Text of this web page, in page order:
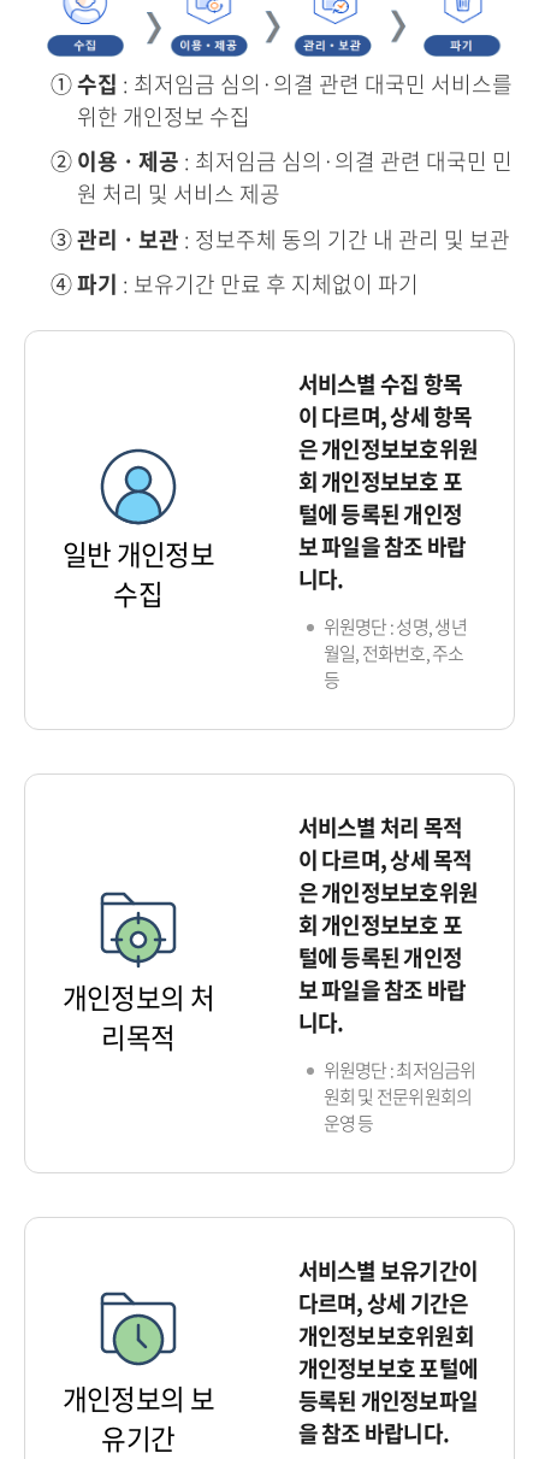
①수집 : 최저임금 심의·의결 관련 대국민 서비스를
위한 개인정보 수집
② 이용ㆍ제공 : 최저임금 심의·의결 관련 대국민 민
원 처리 및 서비스 제공
③관리ㆍ보관 : 정보주체 동의 기간 내 관리 및 보관
④파기 : 보유기간 만료 후 지체없이 파기
일반 개인정보
수집
서비스별 수집 항목
이 다르며, 상세 항목
은 개인정보보호위원
회 개인정보보호 포
털에 등록된 개인정
보 파일을 참조 바랍
니다.
위원명단 : 성명, 생년
월일, 전화번호, 주소
등
개인정보의 처
리목적
서비스별 처리 목적
이 다르며, 상세 목적
은 개인정보보호위원
회 개인정보보호 포
털에 등록된 개인정
보 파일을 참조 바랍
니다.
위원명단 : 최저임금위
원회 및 전문위원회의
운영 등
개인정보의 보
유기간
서비스별 보유기간이
다르며, 상세 기간은
개인정보보호위원회
개인정보보호 포털에
등록된 개인정보파일
을 참조 바랍니다.